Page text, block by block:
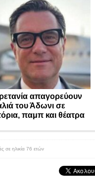
απαγορεύουν
του Άδωνι σε
παμπ και θέατρα
σε ηλικία 76 ετών